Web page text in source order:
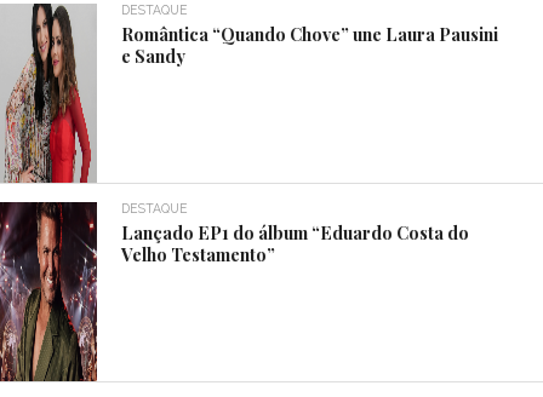
DESTAQUE
Romântica “Quando Chove” une Laura Pausini
e Sandy
DESTAQUE
Lançado EP1 do álbum “Eduardo Costa do
Velho Testamento”